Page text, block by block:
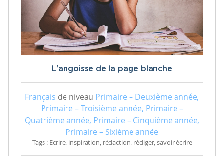
L'angoisse de la page blanche
Français de niveau Primaire – Deuxième année,
Primaire – Troisième année, Primaire –
Quatrième année, Primaire – Cinquième année,
Primaire – Sixième année
Tags : Ecrire, inspiration, rédaction, rédiger, savoir écrire